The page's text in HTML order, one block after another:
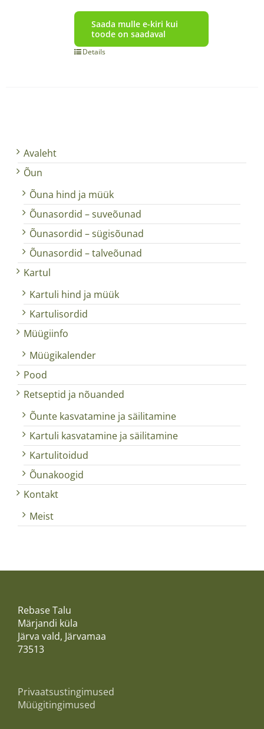
Saada mulle e-kiri kui
toode on saadaval
Details
Avaleht
Õun
Õuna hind ja müük
Õunasordid – suveõunad
Õunasordid – sügisõunad
Õunasordid – talveõunad
Kartul
Kartuli hind ja müük
Kartulisordid
Müügiinfo
Müügikalender
Pood
Retseptid ja nõuanded
Õunte kasvatamine ja säilitamine
Kartuli kasvatamine ja säilitamine
Kartulitoidud
Õunakoogid
Kontakt
Meist
Rebase Talu
Märjandi küla
Järva vald, Järvamaa
73513
Privaatsustingimused
Müügitingimused